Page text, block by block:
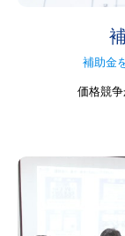
補助金
価格競